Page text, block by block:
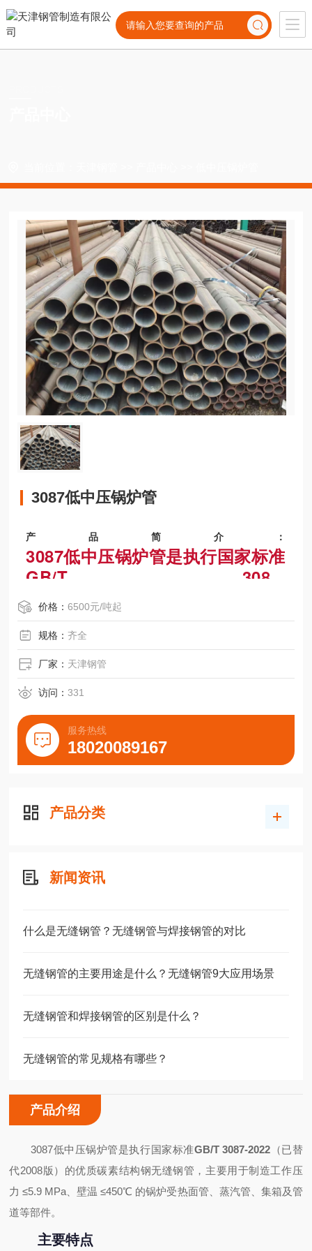
3087低中压锅炉管
产品简介：
3087低中压锅炉管是执行国家标准
GB/T 3087-
2022（已替代2008版）
的优质碳素结构钢无缝钢管，
主要用于制造工作压力 ≤5.9
MPa、壁温 ≤450℃
的锅炉受热面管、蒸汽管、
集箱及管道等部件。
主要特点材质：10#、20# 钢
（碳含量0.07–0.24%，Mn 0.35–
0.65%）；规格范围：外径 Φ10–
价格：6500元/吨起
规格：齐全
厂家： 天津钢管
访问：331
服务热线
18020089167
产品分类
新闻资讯
什么是无缝钢管？无缝钢管与焊接钢管的对比
无缝钢管的主要用途是什么？无缝钢管9大应用场景
无缝钢管和焊接钢管的区别是什么？
无缝钢管的常见规格有哪些？
产品介绍
3087低中压锅炉管是执行国家标准GB/T 3087-2022 （已替
代2008版）的优质碳素结构钢无缝钢管，主要用于制造工作压
力 ≤5.9 MPa、壁温 ≤450℃ 的锅炉受热面管、蒸汽管、集箱及管
道等部件。
主要特点